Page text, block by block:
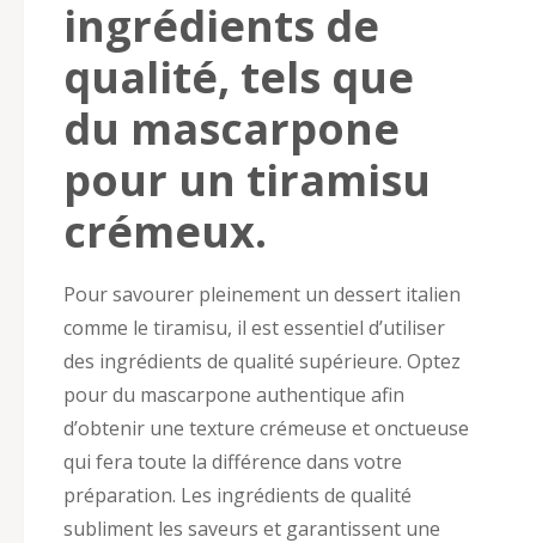
ingrédients de
qualité, tels que
du mascarpone
pour un tiramisu
crémeux.
Pour savourer pleinement un dessert italien
comme le tiramisu, il est essentiel d’utiliser
des ingrédients de qualité supérieure. Optez
pour du mascarpone authentique afin
d’obtenir une texture crémeuse et onctueuse
qui fera toute la différence dans votre
préparation. Les ingrédients de qualité
subliment les saveurs et garantissent une